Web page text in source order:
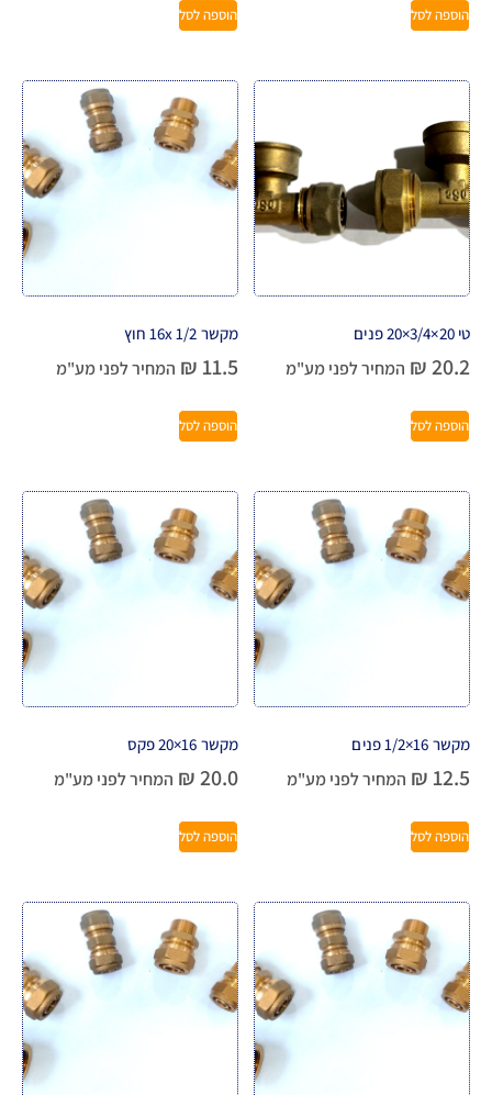
הוספה לסל הוספה לסל
טי 20×3/4×20 פנים
₪20.2 המחיר לפני מע"מ
הוספה לסל
מקשר 16x 1/2 חוץ
₪ 11.5 המחיר לפני מע"מ
הוספה לסל
מקשר 16×1/2 פנים
₪ 12.5 המחיר לפני מע"מ
הוספה לסל
מקשר 16×20 פקס
₪20.0 המחיר לפני מע"מ
הוספה לסל